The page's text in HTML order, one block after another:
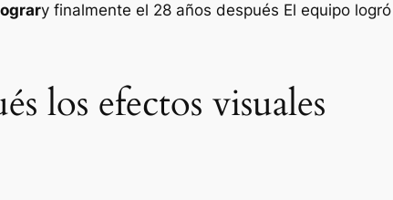
y finalmente el 28 años después El equipo
los efectos visuales